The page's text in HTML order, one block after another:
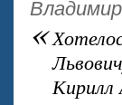
Владимир
«
Кирилл